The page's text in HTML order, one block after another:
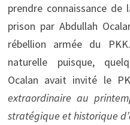
prendre connaissance
prison par Abdullah
rébellion armée du
naturelle puisque,
Ocalan avait invité le
extraordinaire au
stratégique et historique